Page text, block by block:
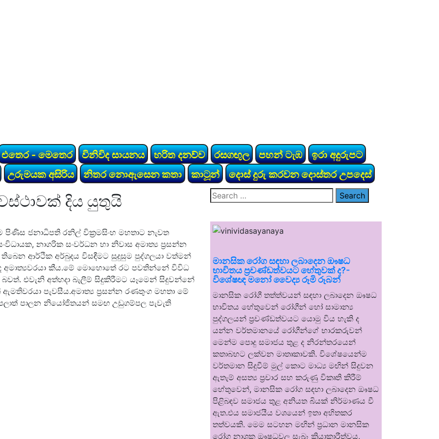
එතෙර - මෙතෙර විනිවිද සායනය හරිත දනව්ව රසගඟුල පහන් ටැඹ
ඉරා අදුරුපට
උරුමයක අසිරිය නිතර නොඇසෙන කතා කාටූන් දොස් දුරු කරවන දොස්තර උපදෙස්
දිය යුතුයි
ජනාධිපති රනිල් වික්‍රමසිංහ මහතාට නැවත
නාගරික සංවර්ධන හා නිවාස අමාත්‍ය ප්‍රසන්න
ආර්ථික අර්බුදය විසඳීමට සුදුසුම පුද්ගලයා වත්මන්
අමාත්‍යවරයා කීය.මේ මොහොතේ රට පවතින්නේ විවිධ
එවැනි අත්හදා බැලීම් සිදුකිරීමට යෑමෙන් සිදුවන්නේ
පැවසීය.අමාත්‍ය ප්‍රසන්න රණතුංග මහතා මේ
පාලන නියෝජිතයන් සමඟ උඩුගම්පල පැවැති
Search
for:
මානසික රෝග සඳහා ලබාදෙන ඖෂධ
භාවිතය ප්‍රචණ්ඩත්වයට හේතුවක් ද?-
විශේෂඥ මනෝ වෛද්‍ය රූමි රූබන්
මානසික රෝගී තත්ත්වයන් සඳහා ලබාදෙන ඖෂධ
භාවිතය හේතුවෙන් රෝගීන් හෝ සාමාන්‍ය
පුද්ගලයන් ප්‍රචණ්ඩත්වයට යොමු විය හැකි ද
යන්න වර්තමානයේ රෝගීන්ගේ භාරකරුවන්
මෙන්ම පොදු සමාජය තුළ ද නිරන්තරයෙන්
කතාබහට ලක්වන මාතෘකාවකි. විශේෂයෙන්ම
වර්තමාන සිදුවීම් මුල් කොට මාධ්‍ය මඟින් සිදුවන
ඇතැම් අසත්‍ය ප්‍රචාර සහ කරුණු විකෘති කිරීම්
හේතුවෙන්, මානසික රෝග සඳහා ලබාදෙන ඖෂධ
පිළිබඳව සමාජය තුළ අනියත බියක් නිර්මාණය වී
ඇත.එය සමාජයීය වශයෙන් ඉතා අහිතකර
තත්වයකි. මෙම සටහන මඟින් ප්‍රධාන මානසික
රෝග නාශක ඖෂධවල සැබෑ ක්‍රියාකාරීත්වය,